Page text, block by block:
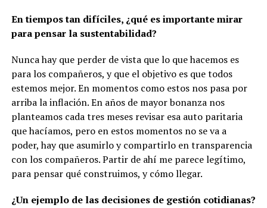
En tiempos tan difíciles, ¿qué es importante mirar
para pensar la sustentabilidad?
Nunca hay que perder de vista que lo que hacemos es
para los compañeros, y que el objetivo es que todos
estemos mejor. En momentos como estos nos pasa por
arriba la inflación. En años de mayor bonanza nos
planteamos cada tres meses revisar esa auto paritaria
que hacíamos, pero en estos momentos no se va a
poder, hay que asumirlo y compartirlo en transparencia
con los compañeros. Partir de ahí me parece legítimo,
para pensar qué construimos, y cómo llegar.
¿Un ejemplo de las decisiones de gestión cotidianas?